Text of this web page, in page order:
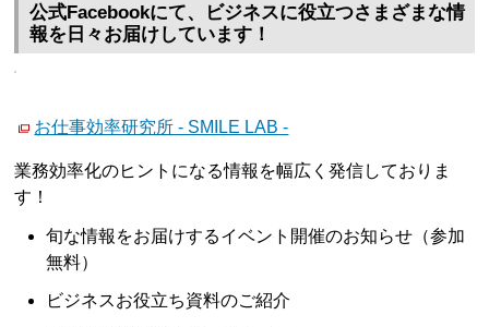
公式Facebookにて、ビジネスに役立つさまざまな情
報を日々お届けしています！
お仕事効率研究所 - SMILE LAB -
業務効率化のヒントになる情報を幅広く発信しておりま
す！
旬な情報をお届けするイベント開催のお知らせ（参加
無料）
ビジネスお役立ち資料のご紹介